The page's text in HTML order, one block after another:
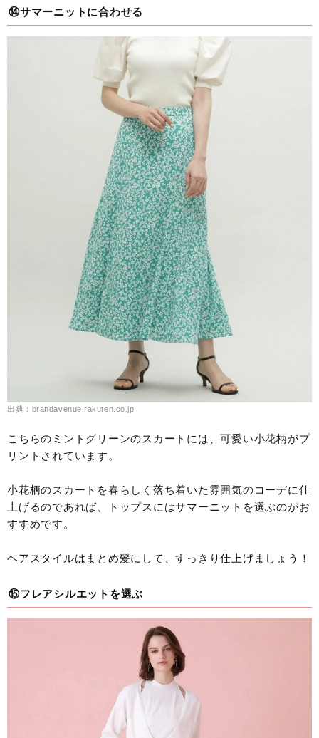
⑭サマーニットに合わせる
出典：brandavenue.rakuten.co.jp
こちらのミントグリーンのスカートには、可愛い小花柄がプ
リントされています。
小花柄のスカートを春らしく落ち着いた雰囲気のコーデに仕
上げるのであれば、トップスにはサマーニットを選ぶのがお
すすめです。
ヘアスタイルはまとめ髪にして、すっきり仕上げましょう！
⑮フレアシルエットを選ぶ